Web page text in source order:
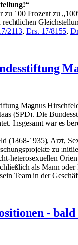
100 Prozent zu
rechtlichen
2113, Drs. 17/8155,
Magnus
(SPD). Die
Insgesamt war es
(1868-1935), Arzt,
zu
heterosexuellen
als Mann
Team in der
-